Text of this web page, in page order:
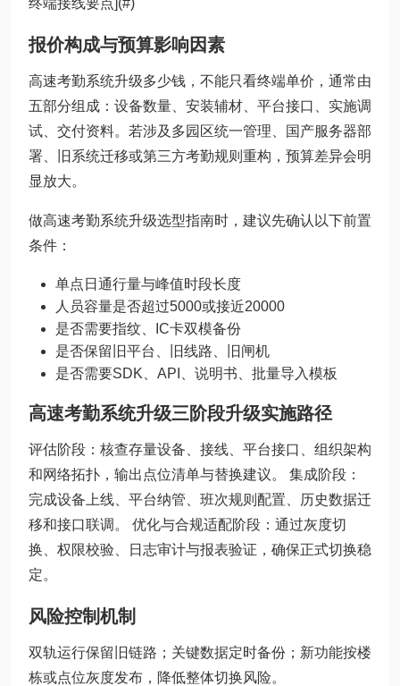
终端接线要点](#)
报价构成与预算影响因素
高速考勤系统升级多少钱，不能只看终端单价，通常由
五部分组成：设备数量、安装辅材、平台接口、实施调
试、交付资料。若涉及多园区统一管理、国产服务器部
署、旧系统迁移或第三方考勤规则重构，预算差异会明
显放大。
做高速考勤系统升级选型指南时，建议先确认以下前置
条件：
单点日通行量与峰值时段长度
人员容量是否超过5000或接近20000
是否需要指纹、IC卡双模备份
是否保留旧平台、旧线路、旧闸机
是否需要SDK、API、说明书、批量导入模板
高速考勤系统升级三阶段升级实施路径
评估阶段：核查存量设备、接线、平台接口、组织架构
和网络拓扑，输出点位清单与替换建议。 集成阶段：
完成设备上线、平台纳管、班次规则配置、历史数据迁
移和接口联调。 优化与合规适配阶段：通过灰度切
换、权限校验、日志审计与报表验证，确保正式切换稳
定。
风险控制机制
双轨运行保留旧链路；关键数据定时备份；新功能按楼
栋或点位灰度发布，降低整体切换风险。